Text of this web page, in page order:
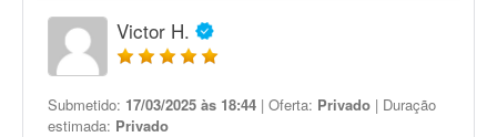
Victor H.
Submetido: 17/03/2025 às 18:44 | Oferta: Privado | Duração
estimada: Privado